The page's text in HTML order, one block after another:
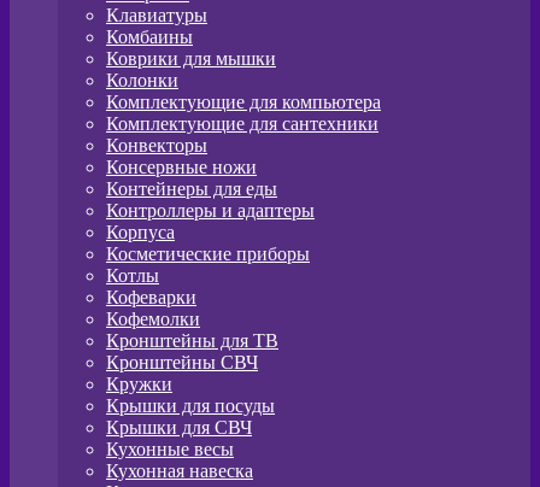
Клавиатуры
Комбаины
Коврики для мышки
Колонки
Комплектующие для компьютера
Комплектующие для сантехники
Конвекторы
Консервные ножи
Контейнеры для еды
Контроллеры и адаптеры
Корпуса
Косметические приборы
Котлы
Кофеварки
Кофемолки
Кронштейны для ТВ
Кронштейны СВЧ
Кружки
Крышки для посуды
Крышки для СВЧ
Кухонные весы
Кухонная навеска